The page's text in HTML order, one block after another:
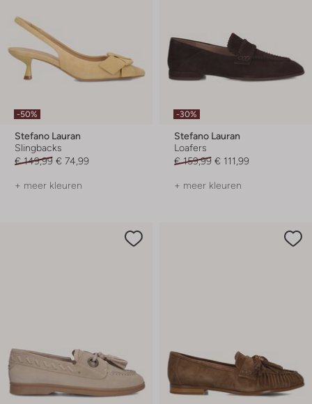
-50%
Stefano Lauran
Slingbacks
€ 149,99 € 74,99
+ meer kleuren
-30%
Stefano Lauran
Loafers
€ 159,99 € 111,99
+ meer kleuren